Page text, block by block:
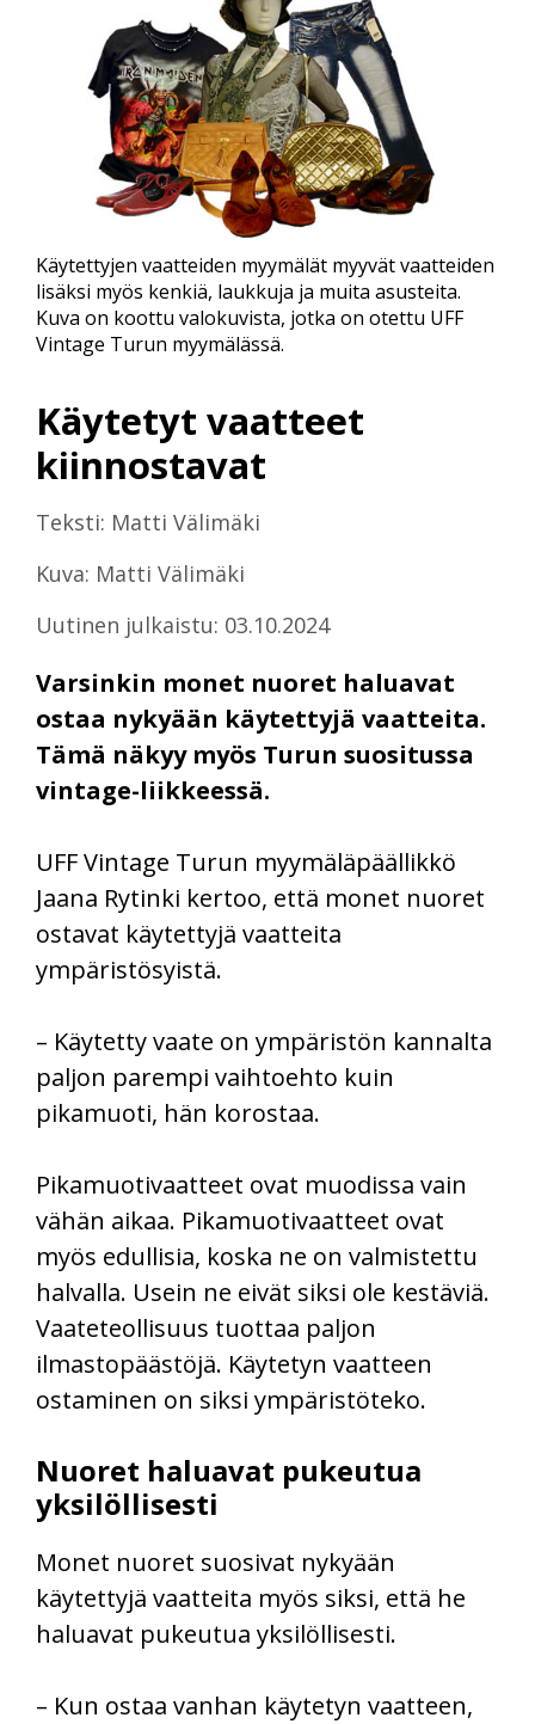
Käytetyt vaatteet
kiinnostavat
Teksti: Matti Välimäki
Kuva: Matti Välimäki
Uutinen julkaistu: 03.10.2024
Varsinkin monet nuoret haluavat
ostaa nykyään käytettyjä vaatteita.
Tämä näkyy myös Turun suositussa
vintage-liikkeessä.
Käytettyjen vaatteiden myymälät myyvät vaatteiden
lisäksi myös kenkiä, laukkuja ja muita asusteita.
Kuva on koottu valokuvista, jotka on otettu UFF
Vintage Turun myymälässä.
UFF Vintage Turun myymäläpäällikkö
Jaana Rytinki kertoo, että monet nuoret
ostavat käytettyjä vaatteita
ympäristösyistä.
– Käytetty vaate on ympäristön kannalta
paljon parempi vaihtoehto kuin
pikamuoti, hän korostaa.
Pikamuotivaatteet ovat muodissa vain
vähän aikaa. Pikamuotivaatteet ovat
myös edullisia, koska ne on valmistettu
halvalla. Usein ne eivät siksi ole kestäviä.
Vaateteollisuus tuottaa paljon
ilmastopäästöjä. Käytetyn vaatteen
ostaminen on siksi ympäristöteko.
Nuoret haluavat pukeutua
yksilöllisesti
Monet nuoret suosivat nykyään
käytettyjä vaatteita myös siksi, että he
haluavat pukeutua yksilöllisesti.
– Kun ostaa vanhan käytetyn vaatteen,